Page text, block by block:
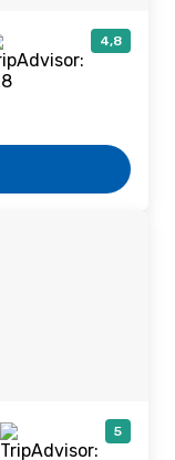
4,8
5